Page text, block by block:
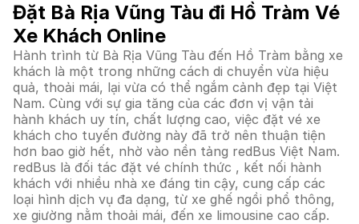
Đặt Bà Rịa Vũng Tàu đi Hồ Tràm Vé
Xe Khách Online
Hành trình từ Bà Rịa Vũng Tàu đến Hồ Tràm bằng xe
khách là một trong những cách di chuyển vừa hiệu
quả, thoải mái, lại vừa có thể ngắm cảnh đẹp tại Việt
Nam. Cùng với sự gia tăng của các đơn vị vận tải
hành khách uy tín, chất lượng cao, việc đặt vé xe
khách cho tuyến đường này đã trở nên thuận tiện
hơn bao giờ hết, nhờ vào nền tảng redBus Việt Nam.
redBus là đối tác đặt vé chính thức , kết nối hành
khách với nhiều nhà xe đáng tin cậy, cung cấp các
loại hình dịch vụ đa dạng, từ xe ghế ngồi phổ thông,
xe giường nằm thoải mái, đến xe limousine cao cấp.